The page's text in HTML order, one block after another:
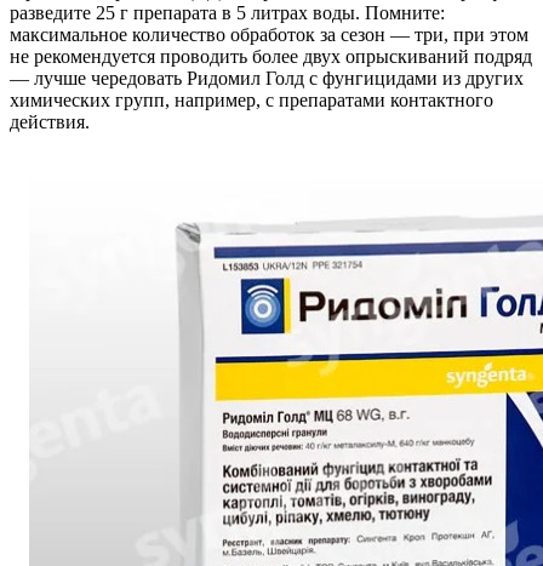
разведите 25 г препарата в 5 литрах воды. Помните:
максимальное количество обработок за сезон — три, при этом
не рекомендуется проводить более двух опрыскиваний подряд
— лучше чередовать Ридомил Голд с фунгицидами из других
химических групп, например, с препаратами контактного
действия.